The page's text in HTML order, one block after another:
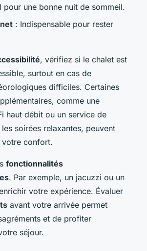
pour une bonne nuit de sommeil.
: Indispensable pour rester
, vérifiez si le chalet est
surtout en cas de
difficiles. Certaines
comme une
haut débit ou un service de
soirées relaxantes, peuvent
votre confort.
fonctionnalités
. Par exemple, un jacuzzi ou un
votre expérience. Évaluer
avant votre arrivée permet
et de profiter
séjour.